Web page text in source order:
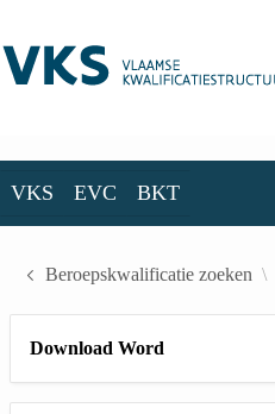
VKS EVC BKT
Beroepskwalificatie zoeken
Download Word